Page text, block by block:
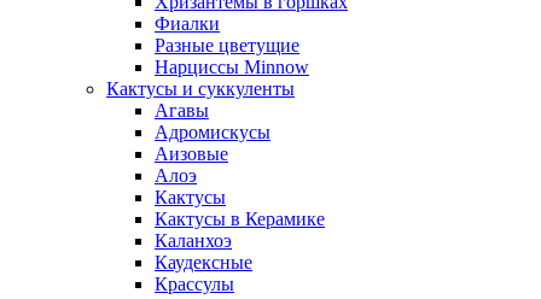
Фиалки
Разные цветущие
Нарциссы Minnow
Кактусы и суккуленты
Агавы
Адромискусы
Аизовые
Алоэ
Кактусы
Кактусы в Керамике
Каланхоэ
Каудексные
Крассулы